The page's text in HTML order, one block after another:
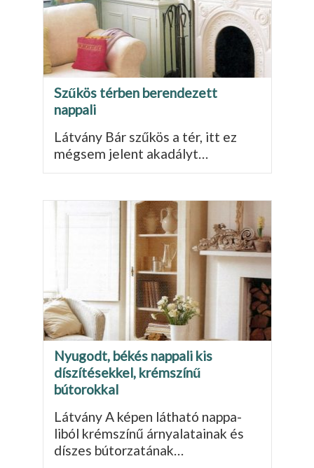
Szűkös térben berendezett
nappali
Látvány Bár szűkös a tér, itt ez
mégsem jelent akadályt…
Nyugodt, békés nappali kis
díszítésekkel, krémszínű
bútorokkal
Látvány A képen látható nappa­
liból krémszínű árnyalatainak és
díszes bútorzatának…